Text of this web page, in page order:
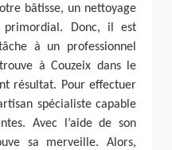
bâtisse, un nettoyage
Donc, il est
à un professionnel
à Couzeix dans le
résultat. Pour effectuer
spécialiste capable
Avec l’aide de son
sa merveille. Alors,